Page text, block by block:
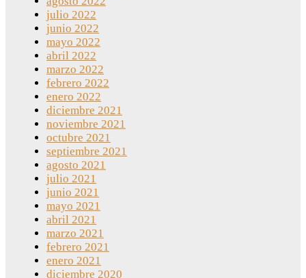
julio 2022
junio 2022
mayo 2022
abril 2022
marzo 2022
febrero 2022
enero 2022
diciembre 2021
noviembre 2021
octubre 2021
septiembre 2021
agosto 2021
julio 2021
junio 2021
mayo 2021
abril 2021
marzo 2021
febrero 2021
enero 2021
diciembre 2020